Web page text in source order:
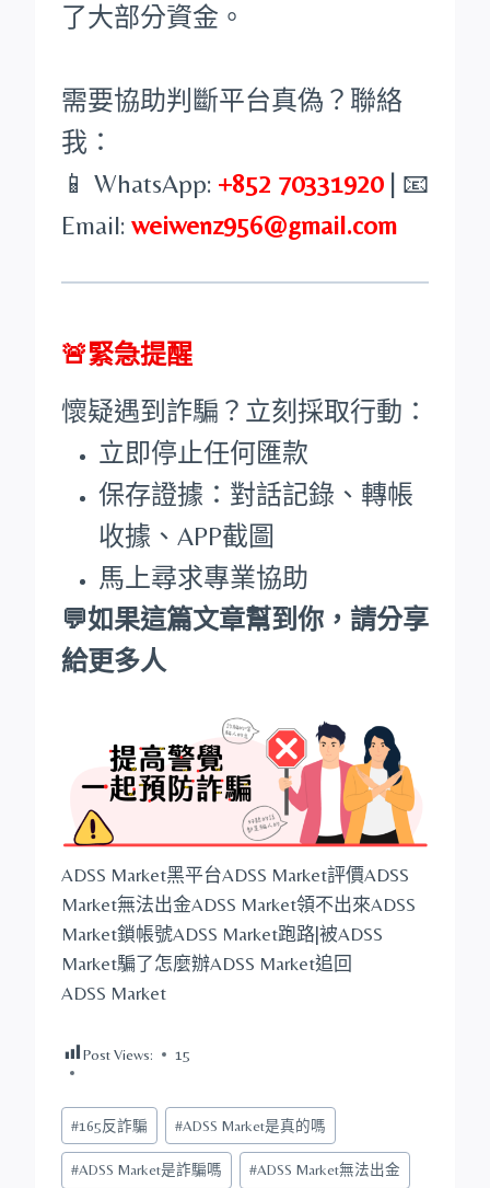
了大部分資金。
需要協助判斷平台真偽？聯絡
我：
📱 WhatsApp: +852 70331920| 📧
Email: weiwenz956@gmail.com
🚨緊急提醒
懷疑遇到詐騙？立刻採取行動：
立即停止任何匯款
保存證據：對話記錄、轉帳
收據、APP截圖
馬上尋求專業協助
💬如果這篇文章幫到你，請分享
給更多人
ADSS Market黑平台ADSS Market評價ADSS
Market無法出金ADSS Market領不出來ADSS
Market鎖帳號ADSS Market跑路|被ADSS
Market騙了怎麼辦ADSS Market追回
ADSS Market
Post Views: 15
Post
Tags:
#165反詐騙 #ADSS Market是真的嗎
#ADSS Market是詐騙嗎 #ADSS Market無法出金